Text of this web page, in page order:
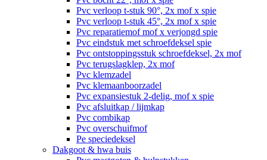
Pvc verloop t-stuk 90°, 2x mof x spie
Pvc verloop t-stuk 45°, 2x mof x spie
Pvc reparatiemof mof x verjongd spie
Pvc eindstuk met schroefdeksel spie
Pvc ontstoppingsstuk schroefdeksel, 2x mof
Pvc terugslagklep, 2x mof
Pvc klemzadel
Pvc klemaanboorzadel
Pvc expansiestuk 2-delig, mof x spie
Pvc afsluitkap / lijmkap
Pvc combikap
Pvc overschuifmof
Pe speciedeksel
Dakgoot & hwa buis